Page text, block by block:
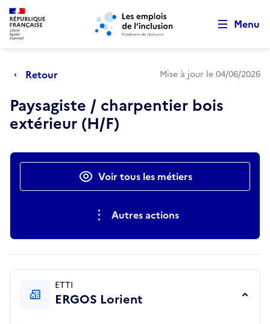
Aller au menu principal Aller au contenu principal
Menu
Retour Mise à jour le 04/06/2026
Paysagiste / charpentier bois
extérieur (H/F)
Actions rapidesVoir tous les métiers
Autres actions
ETTI
ERGOS Lorient
Retour au début de la page
Panneau de gestion des cookies